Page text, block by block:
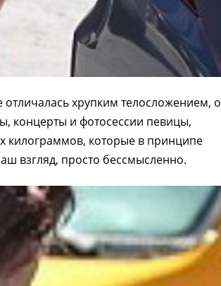
отличалась хрупким телосложением, о
концерты и фотосессии певицы,
килограммов, которые в принципе
взгляд, просто бессмысленно.